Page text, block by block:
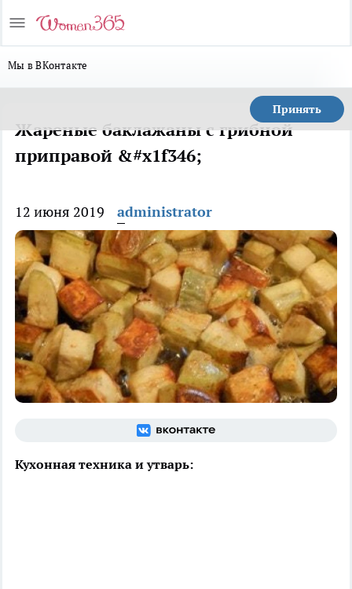
Мы в ВКонтакте
Принять
Жареные баклажаны с грибной
приправой &#x1f346;
12 июня 2019 administrator
Кухонная техника и утварь: